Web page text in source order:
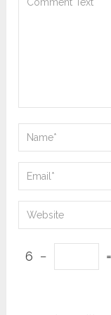
6 − =